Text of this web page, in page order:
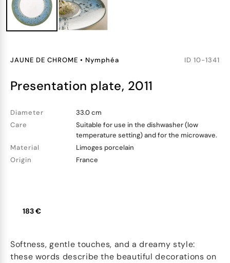
JAUNE DE CHROME • Nymphéa ID 10-1341
presentation plate, 2011
Diameter
33.0 cm
Care
Suitable for use in the dishwasher (low
temperature setting) and for the microwave.
Material
Limoges porcelain
Origin
France
183 €
Softness, gentle touches, and a dreamy style:
these words describe the beautiful decorations on